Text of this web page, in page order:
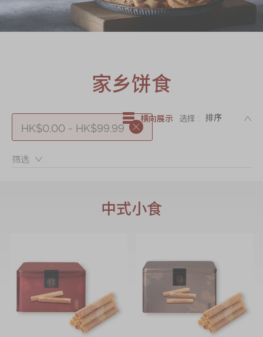
嫁喜须知
奇华网志
家乡饼食
时令食品
迪士尼系列
奇华LINE
FRIENDS礼盒
所有产品
加入奇华
家乡饼食
HK$0.00 - HK$99.99
筛选：
横向展示 选择 :
中式小食